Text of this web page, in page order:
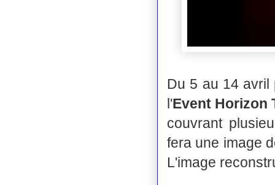
Du 5 au 14 avril
l'Event Horizon
couvrant
fera une image
L'image